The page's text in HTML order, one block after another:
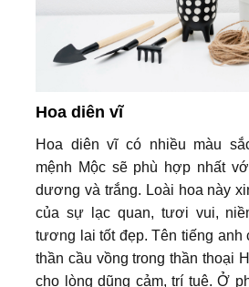
Hoa diên vĩ
Hoa diên vĩ có nhiều màu
mệnh Mộc sẽ phù hợp nhất
dương và trắng. Loài hoa này
của sự lạc quan, tươi vui,
tương lai tốt đẹp. Tên tiếng anh
thần cầu vồng trong thần thoại
cho lòng dũng cảm, trí tuệ. Ở